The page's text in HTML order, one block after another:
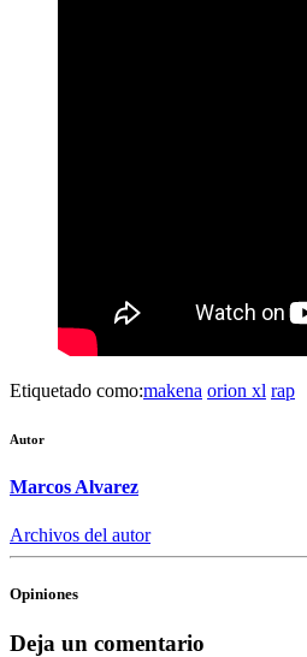
Etiquetado como:makena orion xl rap
Autor
Marcos Alvarez
Archivos del autor
Opiniones
Deja un comentario